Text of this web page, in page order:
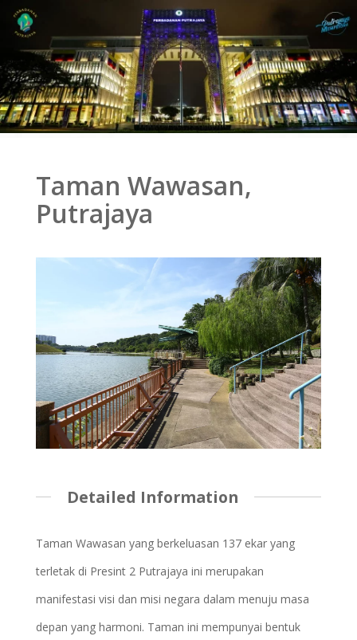
Taman Wawasan,
Putrajaya
Detailed Information
Taman Wawasan yang berkeluasan 137 ekar yang
terletak di Presint 2 Putrajaya ini merupakan
manifestasi visi dan misi negara dalam menuju masa
depan yang harmoni. Taman ini mempunyai bentuk